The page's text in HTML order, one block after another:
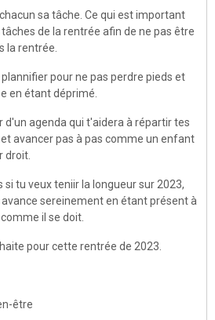
sa tâche. Ce qui est important
de la rentrée afin de ne pas être
la rentrée.
pour ne pas perdre pieds et
en étant déprimé.
d'un agenda qui t'aidera à répartir tes
avancer pas à pas comme un enfant
droit.
si tu veux teniir la longueur sur 2023,
sereinement en étant présent à
il se doit.
pour cette rentrée de 2023.
être